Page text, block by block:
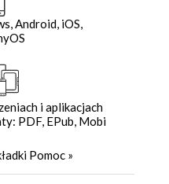
Android, iOS,
i aplikacjach
PDF, EPub, Mobi
Pomoc »